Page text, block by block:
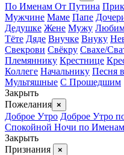
По Именам От Путина
Мужчине Маме Папе
Дедушке Жене Мужу
Тёте Дяде Внучке Внуку
Свекрови Свёкру Свахе/
Племяннику Крестнице
Коллеге Начальнику Песня
Мультяшные С Прошедшим
Закрыть
Пожелания ×
Доброе Утро Доброе Утро
Спокойной Ночи по Именам
Закрыть
Признания
×